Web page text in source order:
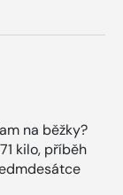
na běžky?
kilo, příběh